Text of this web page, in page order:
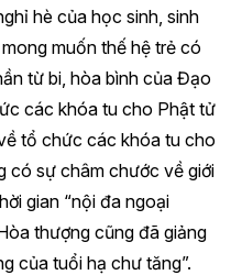
hè của học sinh, sinh
muốn thế hệ trẻ có
từ bi, hòa bình của Đạo
các khóa tu cho Phật tử
tổ chức các khóa tu cho
có sự châm chước về giới
gian “nội đa ngoại
thượng cũng đã giảng
của tuổi hạ chư tăng”.